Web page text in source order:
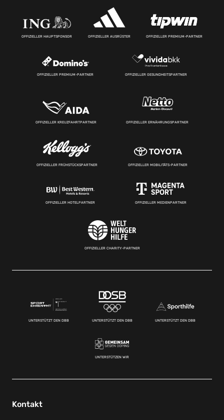
OFFIZIELLER HAUPTSPONSOR OFFIZIELLER AUSRÜSTER OFFIZIELLER PREMIUM-PARTNER
OFFIZIELLER PREMIUM-PARTNER OFFIZIELLER GESUNDHEITSPARTNER
OFFIZIELLER KREUZFAHRTPARTNER OFFIZIELLER ERNÄHRUNGSPARTNER
OFFIZIELLER FRÜHSTÜCKSPARTNER OFFIZIELLER MOBILITÄTS-PARTNER
OFFIZIELLER HOTELPARTNER OFFIZIELLER MEDIENPARTNER
OFFIZIELLER CHARITY-PARTNER
UNTERSTÜTZT DEN DBB UNTERSTÜTZT DEN DBB UNTERSTÜTZT DEN DBB
UNTERSTÜTZEN WIR
Kontakt